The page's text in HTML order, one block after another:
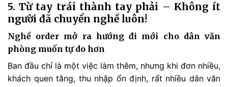
5. Từ tay trái thành tay phải – Không ít
người đã chuyển nghề luôn!
Nghề order mở ra hướng đi mới cho dân văn
phòng muốn tự do hơn
Ban đầu chỉ là một việc làm thêm, nhưng khi đơn nhiều,
khách quen tăng, thu nhập ổn định, rất nhiều dân văn